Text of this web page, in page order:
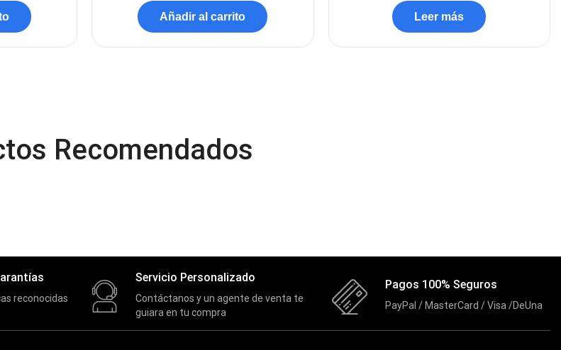
Cables y Adaptadores
Cables, adaptadores y
Cargadores (49)
Case Gamers (12)
Cases (14)
Chanchito
Añadir al carrito Leer más
Recomendados
reconocidas
Servicio Personalizado
Contáctanos y un agente de venta te
guiara en tu compra
Pagos 100% Seguros
PayPal / MasterCard / Visa /DeUna